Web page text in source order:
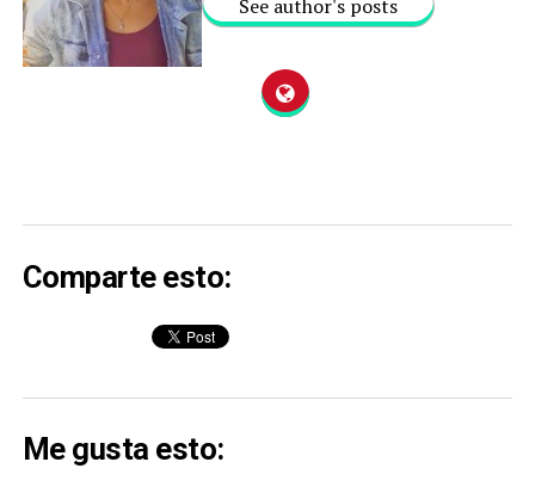
See author's posts
Comparte esto:
Me gusta esto: